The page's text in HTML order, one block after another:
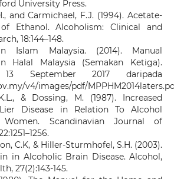
University Press.
and Carmichael, F.J. (1994). Acetate-
Ethanol. Alcoholism: Clinical and
18:144–148.
Islam Malaysia. (2014). Manual
Halal Malaysia (Semakan Ketiga).
September 2017 daripada
v4/images/pdf/
& Dossing, M. (1987). Increased
Disease in Relation To Alcohol
Scandinavian Journal of
C.K, & Hiller-Sturmhofel, S.H. (2003).
in Alcoholic Brain Disease. Alcohol,
27(2):143-145.